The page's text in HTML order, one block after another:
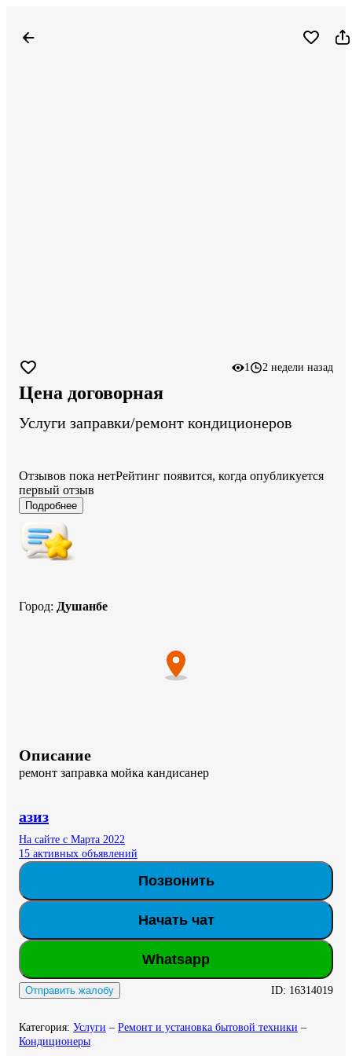
1 2 недели назад
Цена договорная
Услуги заправки/ремонт кондиционеров
Отзывов пока нетРейтинг появится, когда опубликуется
первый отзыв
Подробнее
Город: Душанбе
Описание
ремонт заправка мойка кандисанер
азиз
На сайте с Марта 2022
15 активных объявлений
Позвонить
Начать чат
Whatsapp
Отправить жалобу ID: 16314019
Категория: Услуги – Ремонт и установка бытовой техники –
Кондиционеры